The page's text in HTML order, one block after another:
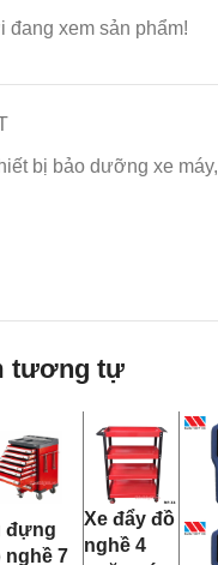
đang xem sản phẩm!
bị bảo dưỡng xe máy,
tương tự
đựng
nghề 7
Xe đẩy đồ
nghề 4